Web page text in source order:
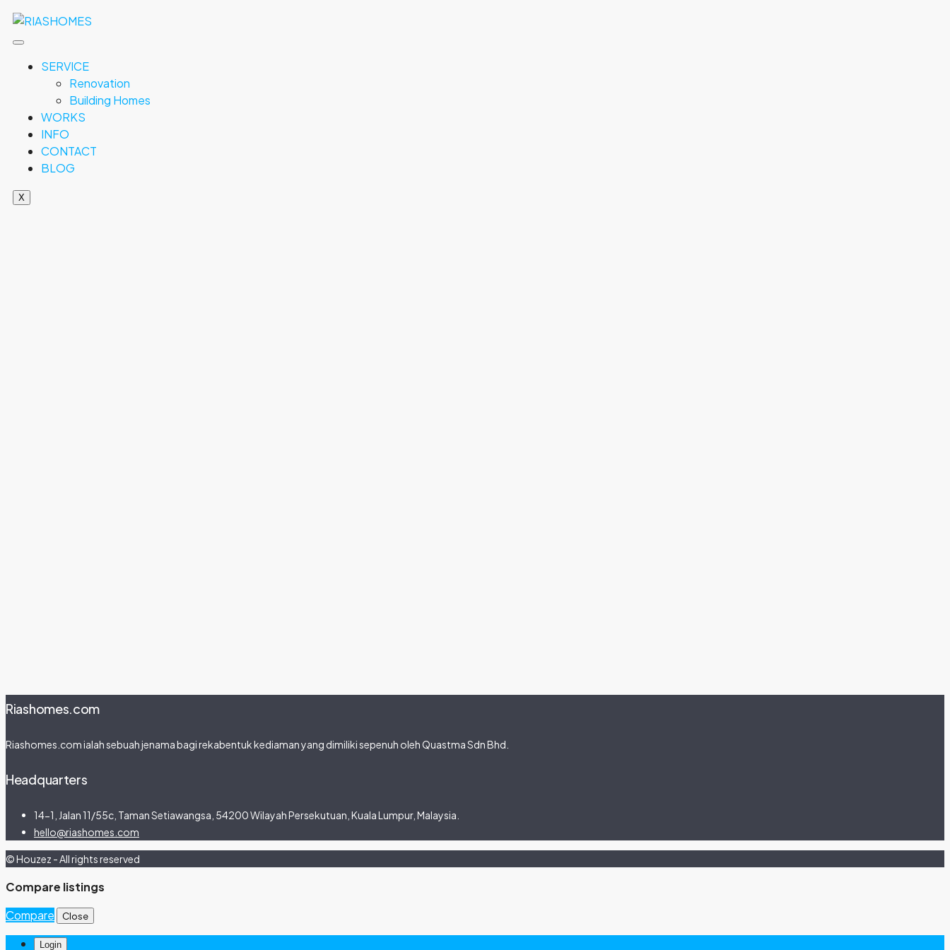
SERVICE
Renovation
Building Homes
WORKS
INFO
CONTACT
BLOG
X
Riashomes.com
Riashomes.com ialah sebuah jenama bagi rekabentuk kediaman yang dimiliki sepenuh oleh Quastma Sdn Bhd.
Headquarters
14-1, Jalan 11/55c, Taman Setiawangsa, 54200 Wilayah Persekutuan, Kuala Lumpur, Malaysia.
hello@riashomes.com
© Houzez - All rights reserved
Compare listings
Compare
Close
Login